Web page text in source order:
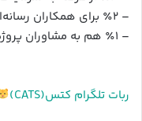
– ٪۲ برای همکاران رسانه‌ای Cats است.
– ٪۱ هم به مشاوران پروژه اختصاص خواهد یافت.
ربات تلگرام کتس(CATS)